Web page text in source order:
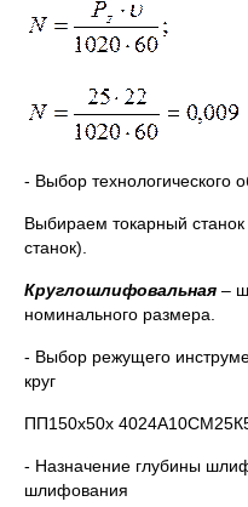
- Выбор технологического
Выбираем токарный
станок).
Круглошлифовальная –
номинального размера.
- Выбор режущего
круг
ПП150х50х 4024А10СМ25К5
- Назначение глубины
шлифования